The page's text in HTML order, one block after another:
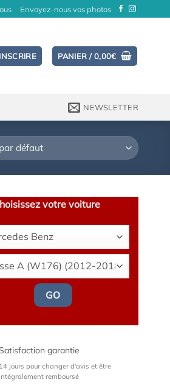
Envoyez-nous vos photos
PANIER /0,00€
NEWSLETTER
votre voiture
GO
Satisfaction garantie
14 jours pour changer d'avis et être
remboursé